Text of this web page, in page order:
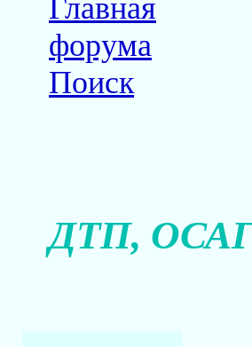
Главная
форума
Поиск
ДТП,